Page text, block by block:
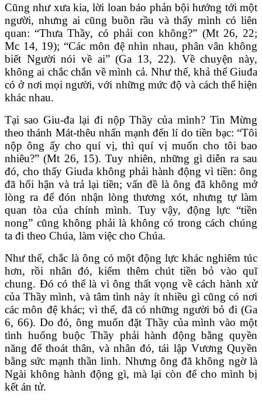
Cũng như xưa kia, lời loan báo phản bội hướng tới một
người, nhưng ai cũng buồn rầu và thấy mình có liên
quan: “Thưa Thầy, có phải con không?” (Mt 26, 22;
Mc 14, 19); “Các môn đệ nhìn nhau, phân vân không
biết Người nói về ai” (Ga 13, 22). Về chuyện này,
không ai chắc chắn về mình cả. Như thế, khả thể Giuđa
có ở nơi mọi người, với những mức độ và cách thể hiện
khác nhau.
Tại sao Giu-đa lại đi nộp Thầy của mình? Tin Mừng
theo thánh Mát-thêu nhấn mạnh đến lí do tiền bạc: “Tôi
nộp ông ấy cho quí vị, thì quí vị muốn cho tôi bao
nhiêu?” (Mt 26, 15). Tuy nhiên, những gì diễn ra sau
đó, cho thấy Giuda không phải hành động vì tiền: ông
đã hối hận và trả lại tiền; vấn đề là ông đã không mở
lòng ra để đón nhận lòng thương xót, nhưng tự làm
quan tòa của chính mình. Tuy vậy, động lực “tiền
nong” cũng không phải là không có trong cách chúng
ta đi theo Chúa, làm việc cho Chúa.
Như thế, chắc là ông có một động lực khác nghiêm túc
hơn, rồi nhân đó, kiếm thêm chút tiền bỏ vào quĩ
chung. Đó có thể là vì ông thất vọng về cách hành xử
của Thầy mình, và tâm tình này ít nhiều gì cũng có nơi
các môn đệ khác; vì thế, đã có những người bỏ đi (Ga
6, 66). Do đó, ông muốn đặt Thầy của mình vào một
tình huống buộc Thầy phải hành động bằng quyền
năng để thoát thân, và nhân đó, tái lập Vương Quyền
bằng sức mạnh thần linh. Nhưng ông đã không ngờ là
Ngài không hành động gì, mà lại còn để cho mình bị
kết án tử.